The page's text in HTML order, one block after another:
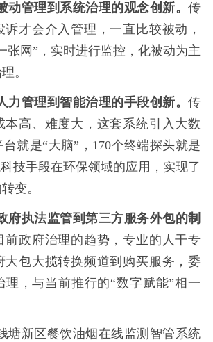
动管理到系统治理的观念创新。传
才会介入管理，一直比较被动，
张网”，实时进行监控，化被动为主
。
力管理到智能治理的手段创新。传
本高、难度大，这套系统引入大数
台就是“大脑”，170个终端探头就是
技手段在环保领域的应用，实现了
变。
府执法监管到第三方服务外包的制
前政府治理的趋势，专业的人干专
大包大揽转换频道到购买服务，委
理，与当前推行的“数字赋能”相一
塘新区餐饮油烟在线监测智管系统